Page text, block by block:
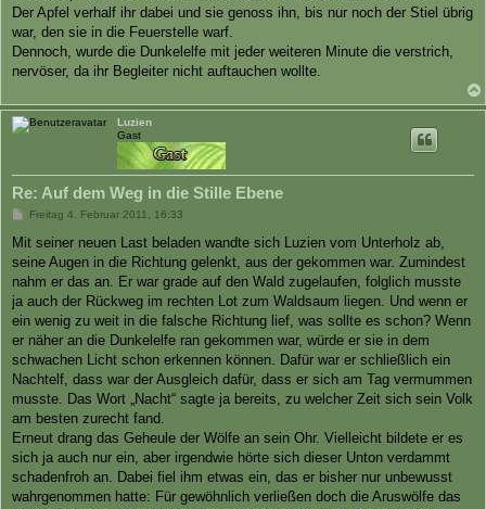
Der Apfel verhalf ihr dabei und sie genoss ihn, bis nur noch der Stiel übrig
war, den sie in die Feuerstelle warf.
Dennoch, wurde die Dunkelelfe mit jeder weiteren Minute die verstrich,
nervöser, da ihr Begleiter nicht auftauchen wollte.
Luzien
Gast
Re: Auf dem Weg in die Stille Ebene
B
i
r
a
Freitag 4. Februar 2011, 16:33
Mit seiner neuen Last beladen wandte sich Luzien vom Unterholz ab,
seine Augen in die Richtung gelenkt, aus der gekommen war. Zumindest
nahm er das an. Er war grade auf den Wald zugelaufen, folglich musste
ja auch der Rückweg im rechten Lot zum Waldsaum liegen. Und wenn er
ein wenig zu weit in die falsche Richtung lief, was sollte es schon? Wenn
er näher an die Dunkelelfe ran gekommen war, würde er sie in dem
schwachen Licht schon erkennen können. Dafür war er schließlich ein
Nachtelf, dass war der Ausgleich dafür, dass er sich am Tag vermummen
musste. Das Wort „Nacht“ sagte ja bereits, zu welcher Zeit sich sein Volk
am besten zurecht fand.
Erneut drang das Geheule der Wölfe an sein Ohr. Vielleicht bildete er es
sich ja auch nur ein, aber irgendwie hörte sich dieser Unton verdammt
schadenfroh an. Dabei fiel ihm etwas ein, das er bisher nur unbewusst
wahrgenommen hatte: Für gewöhnlich verließen doch die Aruswölfe das